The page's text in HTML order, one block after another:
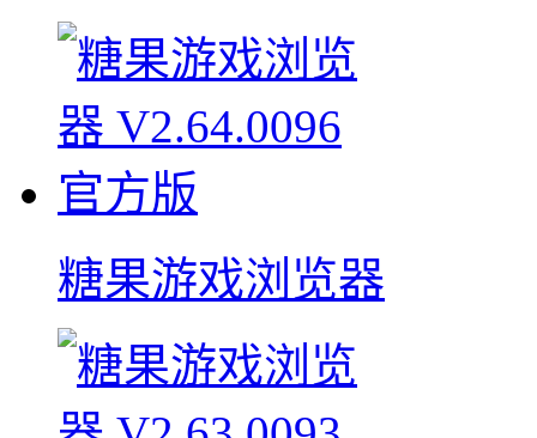
糖果游戏浏览器